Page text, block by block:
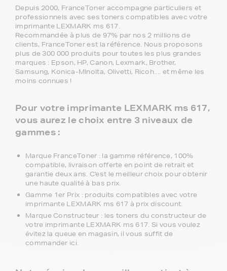
Depuis 2000, FranceToner accompagne particuliers et
professionnels avec ses toners compatibles avec votre
imprimante LEXMARK ms 617.
Recommandée à plus de 97% par nos 2 millions de
clients, FranceToner est la référence. Nous proposons
plus de 300 000 produits pour toutes les plus grandes
marques : Epson, HP, Canon, Lexmark, Brother,
Samsung, Konica-MInolta, Olivetti, Ricoh.... et même les
moins connues !
Pour votre imprimante LEXMARK ms 617,
vous aurez le choix entre 3 niveaux de
gammes :
Marque FranceToner : la gamme référence, 100%
compatible, livraison offerte en point de retrait et
garantie deux ans. C'est le meilleur choix pour obtenir
une haute qualité à bas prix.
Gamme 1er Prix : produits compatibles avec votre
imprimante LEXMARK ms 617 à prix discount.
Marque Constructeur : les toners du constructeur de
votre imprimante LEXMARK ms 617. Si vous voulez
évitez la queue en magasin, il vous suffit de
commander ici.